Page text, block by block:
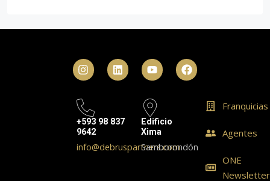
+593 98 837
9642
info@debruspartners.com
Edificio
Xima
Samborondón
Franquicias
Agentes
ONE
Newsletter